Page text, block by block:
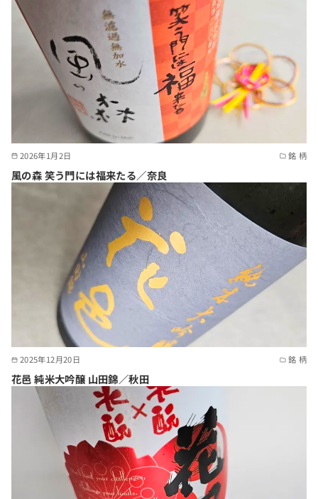
2026年1月2日 銘 柄
風の森 笑う門には福来たる／奈良
2025年12月20日 銘 柄
花邑 純米大吟醸 山田錦／秋田